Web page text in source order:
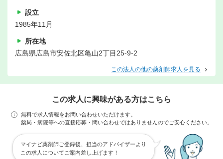
設立
1985年11月
所在地
広島県広島市安佐北区亀山2丁目25-9-2
この法人の他の薬剤師求人を見る
この求人に興味がある方はこちら
無料で求人情報をお問い合わせいただけます。
薬局・病院等への直接応募・問い合わせではありませんのでご安心ください。
マイナビ薬剤師ご登録後、担当のアドバイザーより
この求人についてご案内差し上げます！